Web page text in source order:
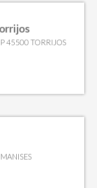
45500 TORRIJOS